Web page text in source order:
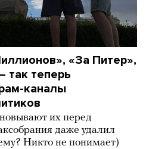
«За Питер»,
так теперь
каналы
их перед
даже удалил
Никто не понимает)